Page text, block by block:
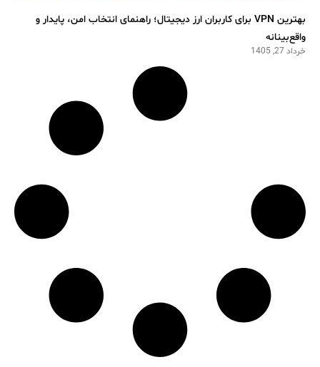
بهترین VPN برای کاربران ارز دیجیتال؛ راهنمای انتخاب امن، پایدار و
واقع‌بینانه
خرداد 27, 1405